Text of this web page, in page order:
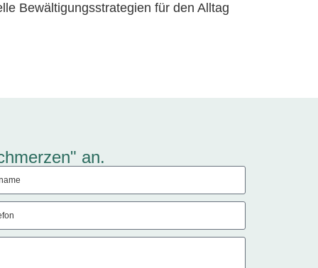
Bewältigungsstrategien für den Alltag
an.